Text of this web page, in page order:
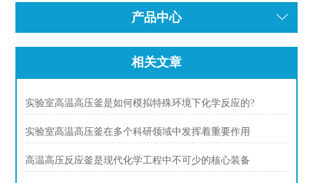
产品中心
相关文章
实验室高温高压釜是如何模拟特殊环境下化学反应的?
实验室高温高压釜在多个科研领域中发挥着重要作用
高温高压反应釜是现代化学工程中不可少的核心装备